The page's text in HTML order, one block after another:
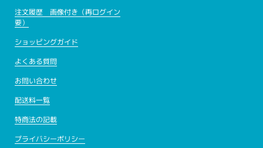
注文履歴 画像付き（再ログイン
要）
ショッピングガイド
よくある質問
お問い合わせ
配送料一覧
特商法の記載
プライバシーポリシー